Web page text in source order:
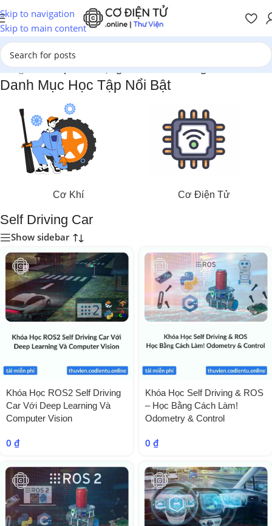
Skip to navigation
Skip to main content
Trang chủ/Sản phẩm được gắn thẻ “Self Driving Car”
Danh Mục Học Tập Nổi Bật
Cơ Khí Cơ Điện Tử
Self Driving Car
Show sidebar
Khóa Học ROS2 Self Driving
Car Với Deep Learning Và
Computer Vision
0 ₫
Khóa Học Self Driving & ROS
– Học Bằng Cách Làm!
Odometry & Control
0 ₫